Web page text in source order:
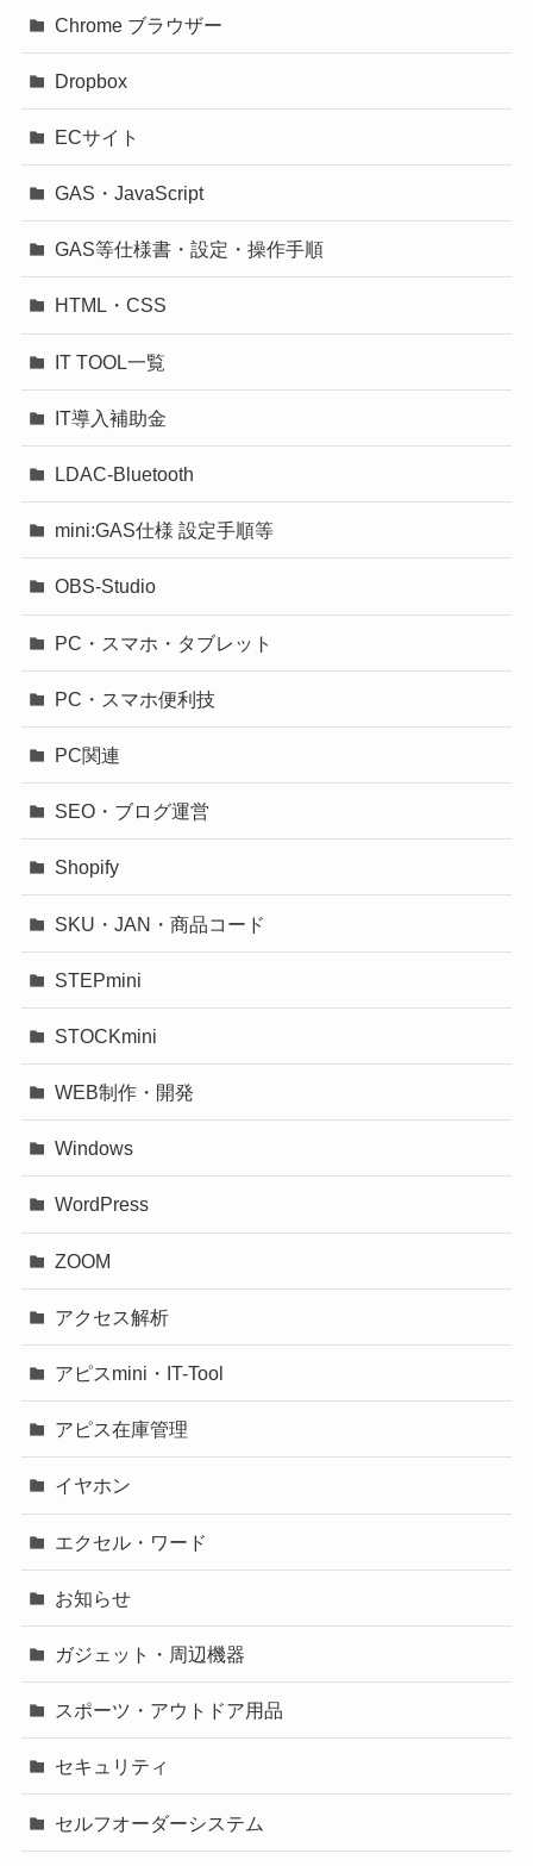
Chrome ブラウザー
Dropbox
ECサイト
GAS・JavaScript
GAS等仕様書・設定・操作手順
HTML・CSS
IT TOOL一覧
IT導入補助金
LDAC-Bluetooth
mini:GAS仕様 設定手順等
OBS-Studio
PC・スマホ・タブレット
PC・スマホ便利技
PC関連
SEO・ブログ運営
Shopify
SKU・JAN・商品コード
STEPmini
STOCKmini
WEB制作・開発
Windows
WordPress
ZOOM
アクセス解析
アピスmini・IT-Tool
アピス在庫管理
イヤホン
エクセル・ワード
お知らせ
ガジェット・周辺機器
スポーツ・アウトドア用品
セキュリティ
セルフオーダーシステム